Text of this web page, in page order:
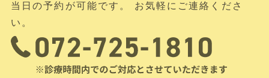
当日の予約が可能です。 お気軽にご連絡くださ
い。